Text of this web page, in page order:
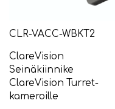
CLR-VACC-WBKT2
ClareVision
Seinäkiinnike
ClareVision Turret-
kameroille